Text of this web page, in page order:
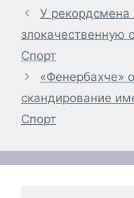
У
злокачественную
Спорт
«Фенербахче»
скандирование
Спорт